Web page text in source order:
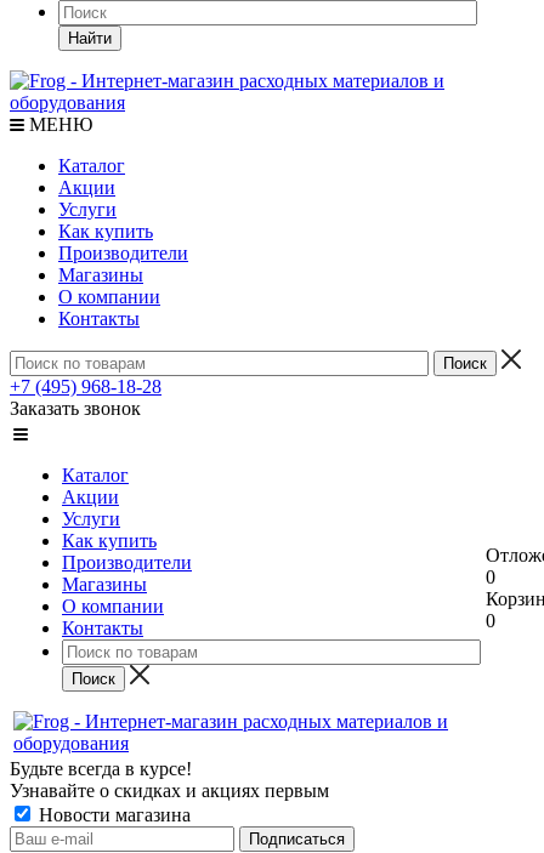
Найти
МЕНЮ
Каталог
Акции
Услуги
Как купить
Производители
Магазины
О компании
Контакты
+7 (495) 968-18-28
Заказать звонок
Каталог
Акции
Услуги
Как купить
Производители
Магазины
О компании
Контакты
0
0
Будьте всегда в курсе!
Узнавайте о скидках и акциях первым
Новости магазина